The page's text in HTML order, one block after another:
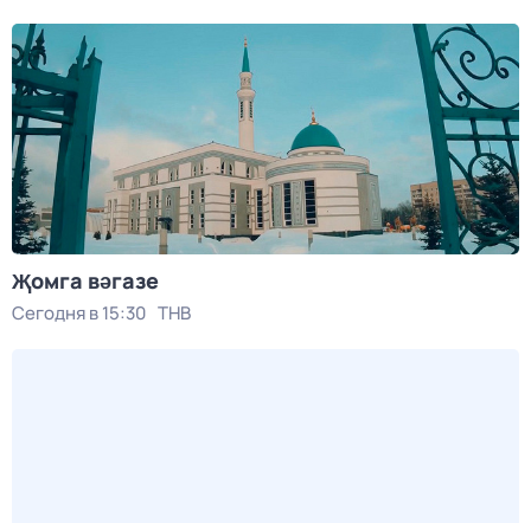
Җомга вәгазе
Сегодня в 15:30 ТНВ